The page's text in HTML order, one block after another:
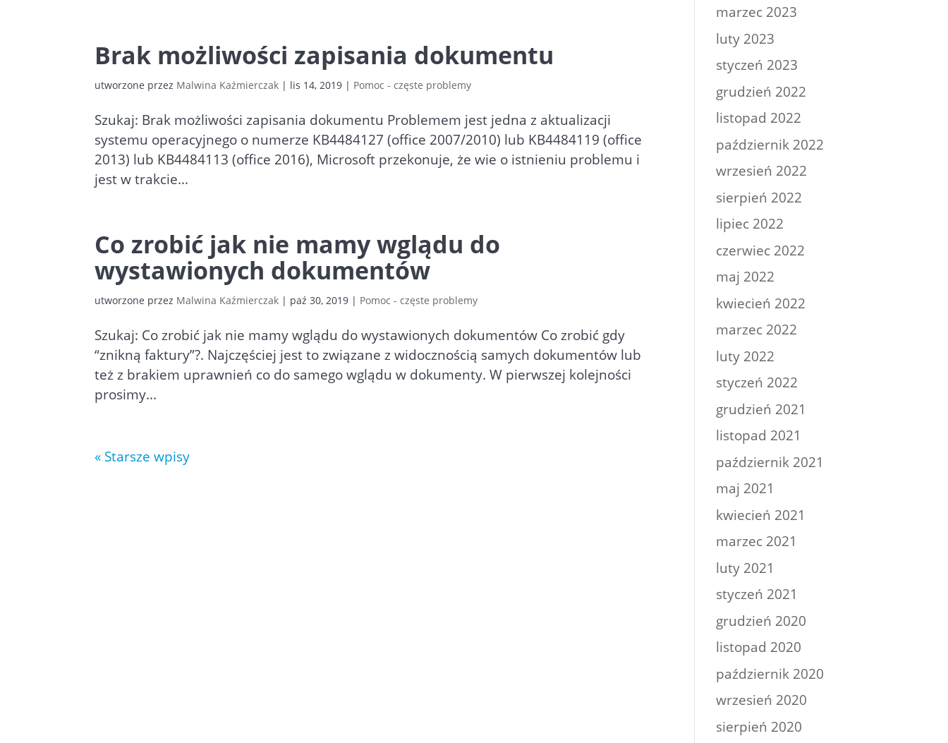
Brak możliwości zapisania dokumentu
utworzone przez Malwina Kaźmierczak | lis 14, 2019 | Pomoc - częste problemy
Szukaj: Brak możliwości zapisania dokumentu Problemem jest jedna z aktualizacji
systemu operacyjnego o numerze KB4484127 (office 2007/2010) lub KB4484119 (office
2013) lub KB4484113 (office 2016), Microsoft przekonuje, że wie o istnieniu problemu i
jest w trakcie...
Co zrobić jak nie mamy wglądu do
wystawionych dokumentów
utworzone przez Malwina Kaźmierczak | paź 30, 2019 | Pomoc - częste problemy
Szukaj: Co zrobić jak nie mamy wglądu do wystawionych dokumentów Co zrobić gdy
“znikną faktury”?. Najczęściej jest to związane z widocznością samych dokumentów lub
też z brakiem uprawnień co do samego wglądu w dokumenty. W pierwszej kolejności
prosimy...
« Starsze wpisy
marzec 2023
luty 2023
styczeń 2023
grudzień 2022
listopad 2022
październik 2022
wrzesień 2022
sierpień 2022
lipiec 2022
czerwiec 2022
maj 2022
kwiecień 2022
marzec 2022
luty 2022
styczeń 2022
grudzień 2021
listopad 2021
październik 2021
maj 2021
kwiecień 2021
marzec 2021
luty 2021
styczeń 2021
grudzień 2020
listopad 2020
październik 2020
wrzesień 2020
sierpień 2020